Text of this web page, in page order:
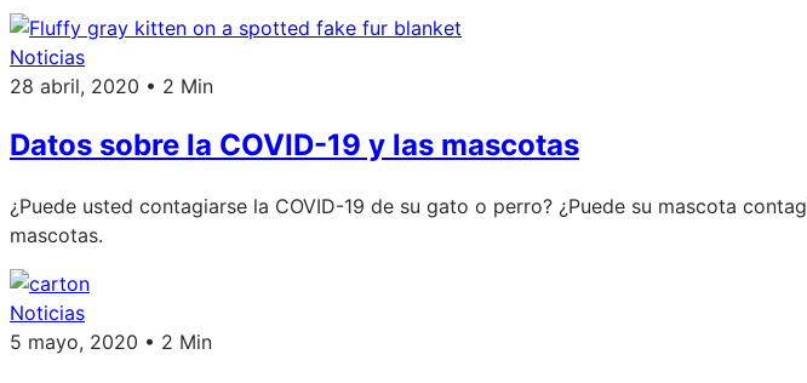
Noticias
28 abril, 2020 • 2 Min
Datos sobre la COVID-19 y las mascotas
¿Puede usted contagiarse la COVID-19 de su gato o perro? ¿Puede su mascota
mascotas.
Noticias
5 mayo, 2020 • 2 Min